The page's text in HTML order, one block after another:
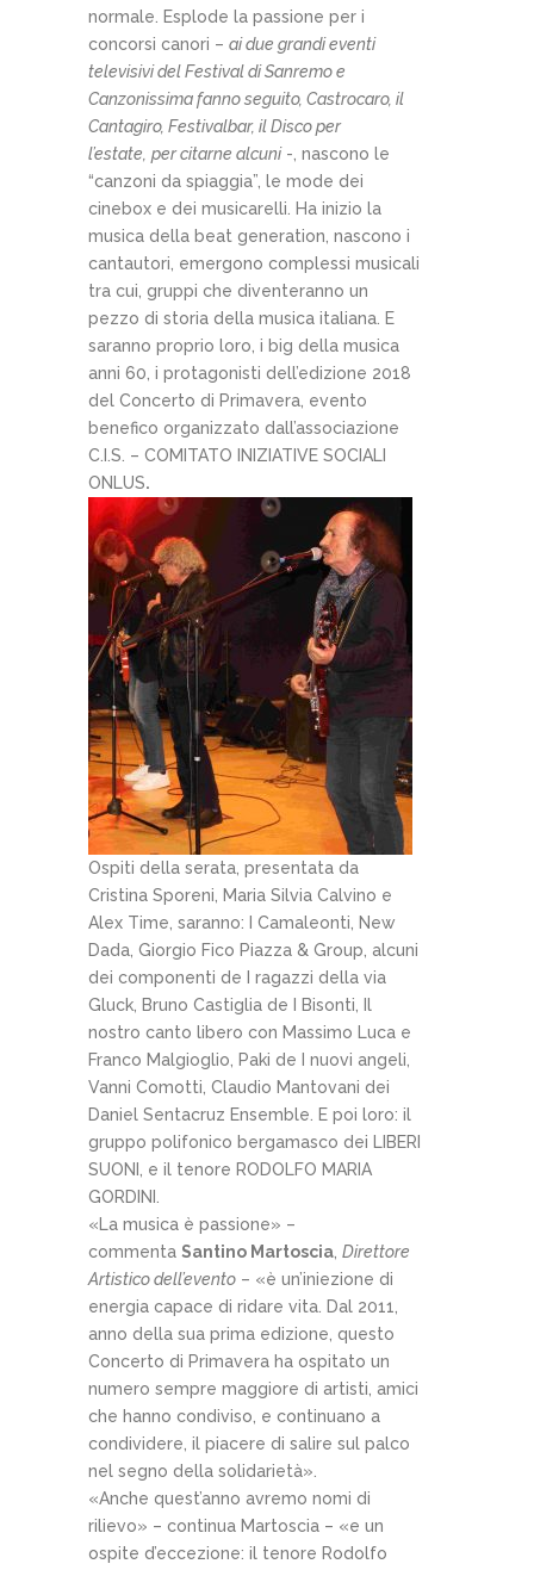
normale. Esplode la passione per i
concorsi canori – ai due grandi eventi
televisivi del Festival di Sanremo e
Canzonissima fanno seguito, Castrocaro, il
Cantagiro, Festivalbar, il Disco per
l’estate, per citarne alcuni-, nascono le
“canzoni da spiaggia”, le mode dei
cinebox e dei musicarelli. Ha inizio la
musica della beat generation, nascono i
cantautori, emergono complessi musicali
tra cui, gruppi che diventeranno un
pezzo di storia della musica italiana. E
saranno proprio loro, i big della musica
anni 60, i protagonisti dell’edizione 2018
del Concerto di Primavera, evento
benefico organizzato dall’associazione
C.I.S. – COMITATO INIZIATIVE SOCIALI
ONLUS.
Ospiti della serata, presentata da
Cristina Sporeni, Maria Silvia Calvino e
Alex Time, saranno: I Camaleonti, New
Dada, Giorgio Fico Piazza & Group, alcuni
dei componenti de I ragazzi della via
Gluck, Bruno Castiglia de I Bisonti, Il
nostro canto libero con Massimo Luca e
Franco Malgioglio, Paki de I nuovi angeli,
Vanni Comotti, Claudio Mantovani dei
Daniel Sentacruz Ensemble. E poi loro: il
gruppo polifonico bergamasco dei LIBERI
SUONI, e il tenore RODOLFO MARIA
GORDINI.
«La musica è passione» –
commenta Santino Martoscia Direttore
Artistico dell’evento – «è un’iniezione di
energia capace di ridare vita. Dal 2011,
anno della sua prima edizione, questo
Concerto di Primavera ha ospitato un
numero sempre maggiore di artisti, amici
che hanno condiviso, e continuano a
condividere, il piacere di salire sul palco
nel segno della solidarietà».
«Anche quest’anno avremo nomi di
rilievo» – continua Martoscia – «e un
ospite d’eccezione: il tenore Rodolfo